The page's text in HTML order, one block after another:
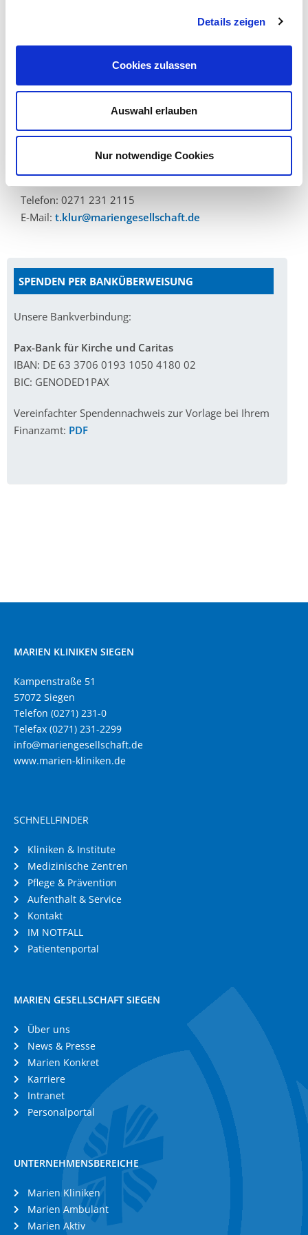
Details zeigen
Cookies zulassen
Auswahl erlauben
Nur notwendige Cookies
Pax-Bank für Kirche und Caritas
DE 63 3706 0193 1050 4180 02
Ihr Ansprechpartner:
Thomas Klur
Telefon: 0271 231 2115
E-Mail: t.klur@mariengesellschaft.de
SPENDEN PER BANKÜBERWEISUNG
Unsere Bankverbindung:
Pax-Bank für Kirche und Caritas
IBAN: DE 63 3706 0193 1050 4180 02
BIC: GENODED1PAX
Vereinfachter Spendennachweis zur Vorlage bei Ihrem
Finanzamt: PDF
MARIEN KLINIKEN SIEGEN
Kampenstraße 51
57072 Siegen
Telefon (0271) 231-0
Telefax (0271) 231-2299
info@mariengesellschaft.de
www.marien-kliniken.de
SCHNELLFINDER
Kliniken & Institute
Medizinische Zentren
Pflege & Prävention
Aufenthalt & Service
Kontakt
IM NOTFALL
Patientenportal
MARIEN GESELLSCHAFT SIEGEN
Über uns
News & Presse
Marien Konkret
Karriere
Intranet
Personalportal
UNTERNEHMENSBEREICHE
Marien Kliniken
Marien Ambulant
Marien Aktiv